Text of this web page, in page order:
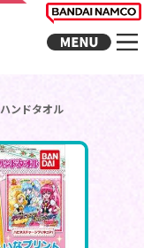
ンドタオル